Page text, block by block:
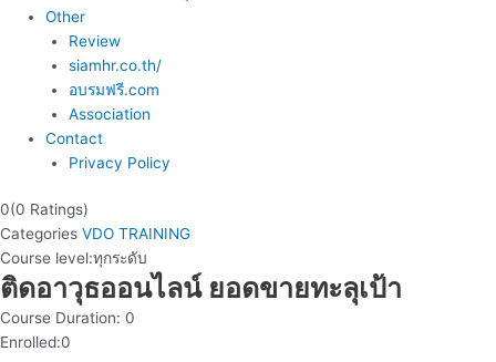
Other
Review
siamhr.co.th/
อบรมฟรี.com
Association
Contact
Privacy Policy
0(0 Ratings)
Categories VDO TRAINING
Course level:ทุกระดับ
ติดอาวุธออนไลน์ ยอดขายทะลุเป้า
Course Duration: 0
Enrolled:0